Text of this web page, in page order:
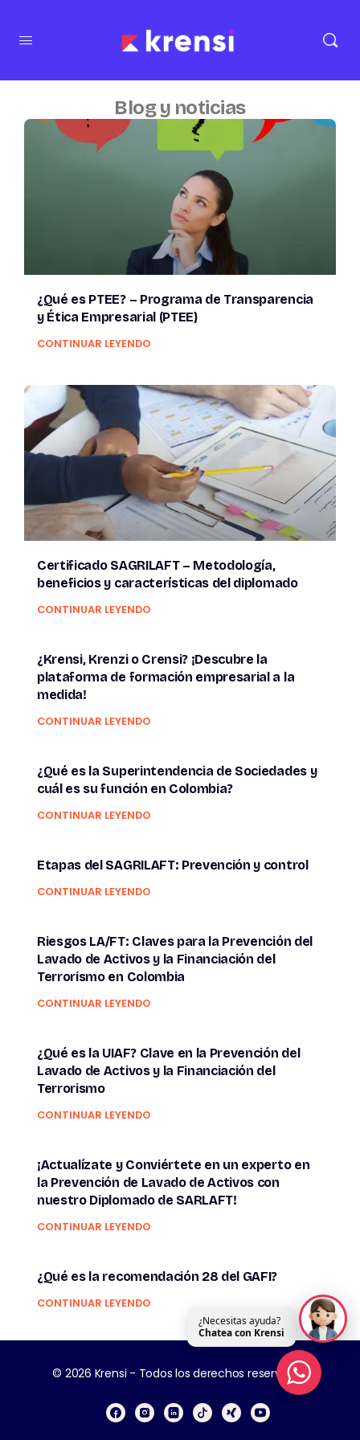
Blog y noticias
¿Qué es PTEE? – Programa de Transparencia
y Ética Empresarial (PTEE)
CONTINUAR LEYENDO
Certificado SAGRILAFT – Metodología,
beneficios y características del diplomado
CONTINUAR LEYENDO
¿Krensi, Krenzi o Crensi? ¡Descubre la
plataforma de formación empresarial a la
medida!
CONTINUAR LEYENDO
¿Qué es la Superintendencia de Sociedades y
cuál es su función en Colombia?
CONTINUAR LEYENDO
Etapas del SAGRILAFT: Prevención y control
CONTINUAR LEYENDO
Riesgos LA/FT: Claves para la Prevención del
Lavado de Activos y la Financiación del
Terrorismo en Colombia
CONTINUAR LEYENDO
¿Qué es la UIAF? Clave en la Prevención del
Lavado de Activos y la Financiación del
Terrorismo
CONTINUAR LEYENDO
¡Actualízate y Conviértete en un experto en
la Prevención de Lavado de Activos con
nuestro Diplomado de SARLAFT!
CONTINUAR LEYENDO
¿Qué es la recomendación 28 del GAFI?
CONTINUAR LEYENDO
© 2026 Krensi - Todos los derechos reservados
¿Necesitas ayuda?
Chatea con Krensi